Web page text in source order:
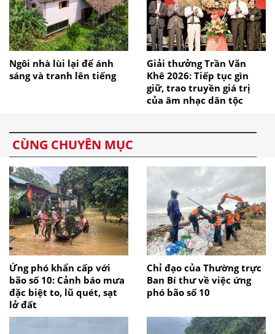
Ngôi nhà lùi lại để ánh
sáng và tranh lên tiếng
Giải thưởng Trần Văn
Khê 2026: Tiếp tục gìn
giữ, trao truyền giá trị
của âm nhạc dân tộc
CÙNG CHUYÊN MỤC
Ứng phó khẩn cấp với
bão số 10: Cảnh báo mưa
đặc biệt to, lũ quét, sạt
lở đất
Chỉ đạo của Thường trực
Ban Bí thư về việc ứng
phó bão số 10